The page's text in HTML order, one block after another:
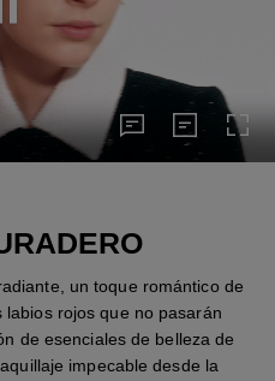
Pausar el vídeo
pies de foto
un toque romántico de
rojos que no pasarán
de esenciales de belleza de
impecable desde la